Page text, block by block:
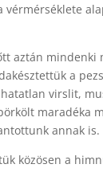
vérmérséklete
aztán mindenki
a
virslit,
maradéka
annak is.
közösen a